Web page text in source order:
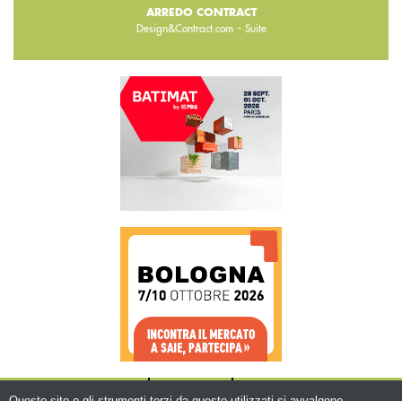
ARREDO CONTRACT
Design&Contract.com- Suite